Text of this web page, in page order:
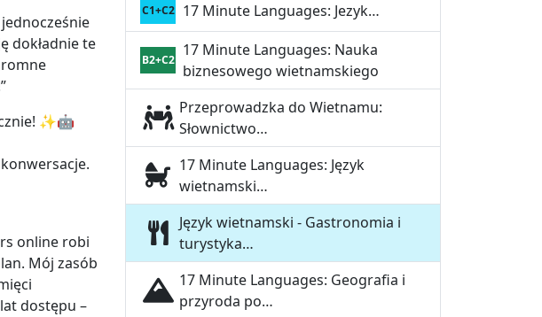
dokładnie te
✨🤖
online robi
Mój zasób
dostępu –
C1+C2 17 Minute Languages: Jezyk…
B2+C2
17 Minute Languages: Nauka
biznesowego wietnamskiego
Przeprowadzka do Wietnamu:
Słownictwo…
17 Minute Languages: Język
wietnamski…
Język wietnamski - Gastronomia i
turystyka…
17 Minute Languages: Geografia i
przyroda po…